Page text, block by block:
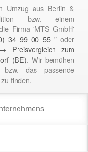
Umzug aus Berlin &
bzw. einem
Firma 'MTS GmbH'
34 99 00 55 ”oder
→ Preisvergleich zum
(BE). Wir bemühen
das passende
finden.